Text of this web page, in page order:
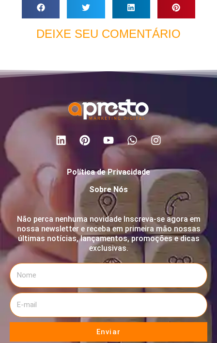
DEIXE SEU COMENTÁRIO
Política de Privacidade
Sobre Nós
Não perca nenhuma novidade Inscreva-se agora em
nossa newsletter e receba em primeira mão nossas
últimas notícias, lançamentos, promoções e dicas
exclusivas.
Enviar